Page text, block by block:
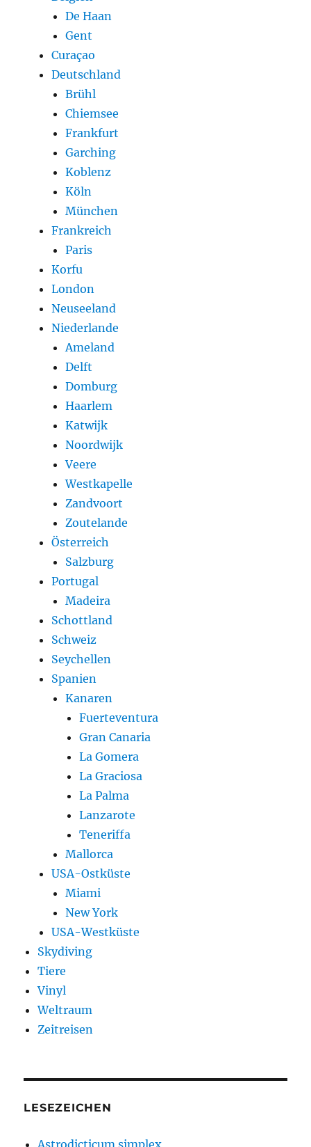
De Haan
Gent
Curaçao
Deutschland
Brühl
Chiemsee
Frankfurt
Garching
Koblenz
Köln
München
Frankreich
Paris
Korfu
London
Neuseeland
Niederlande
Ameland
Delft
Domburg
Haarlem
Katwijk
Noordwijk
Veere
Westkapelle
Zandvoort
Zoutelande
Österreich
Salzburg
Portugal
Madeira
Schottland
Schweiz
Seychellen
Spanien
Kanaren
Fuerteventura
Gran Canaria
La Gomera
La Graciosa
La Palma
Lanzarote
Teneriffa
Mallorca
USA-Ostküste
Miami
New York
USA-Westküste
Skydiving
Tiere
Vinyl
Weltraum
Zeitreisen
LESEZEICHEN